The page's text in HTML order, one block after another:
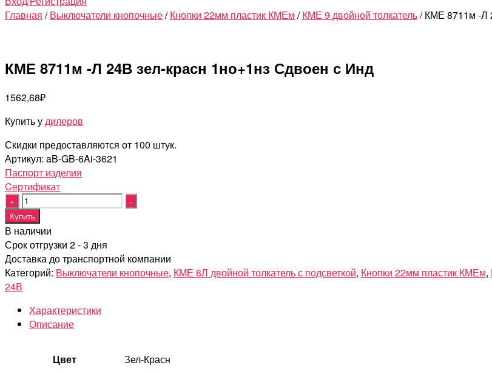
Главная /Выключатели кнопочные/Кнопки 22мм пластик КМЕм /КМЕ 9 двойной толкатель/ КМЕ 8711м -Л
КМЕ 8711м -Л 24В зел-красн 1но+1нз Сдвоен с Инд
1562,68₽
Купить удилеров
Скидки предоставляются от 100 штук.
Артикул: aB-GB-6Ai-3621
Паспорт изделия
Cертификат
Quantity
Купить
В наличии
Срок отгрузки 2 - 3 дня
Доставка до транспортной компании
Категорий: Выключатели кнопочные, КМЕ 8Л двойной толкатель с подсветкой, Кнопки 22мм пластик КМЕм,
24В
Характеристики
Описание
Цвет Зел-Красн